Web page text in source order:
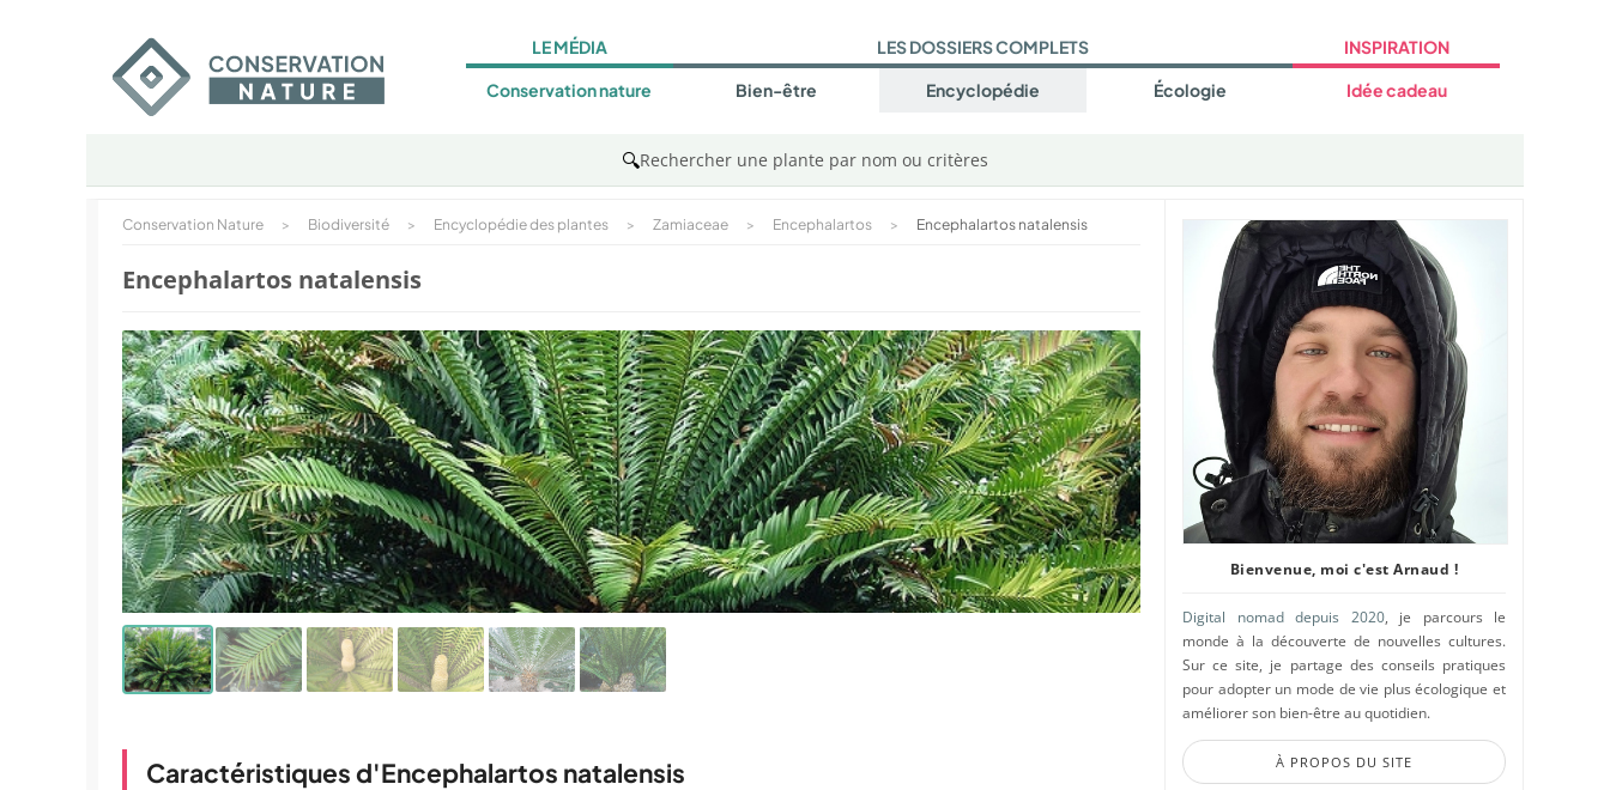
LE MÉDIA
Conservation nature
LES DOSSIERS COMPLETS
Bien-être Encyclopédie Écologie
INSPIRATION
Idée cadeau
🔍Rechercher une plante par nom ou critères
Conservation Nature > Biodiversité > Encyclopédie des plantes > Zamiaceae > Encephalartos > Encephalartos natalensis
Encephalartos natalensis
Caractéristiques d'Encephalartos natalensis
Bienvenue, moi c'est Arnaud !
Digital nomad depuis 2020, je parcours le
monde à la découverte de nouvelles cultures.
Sur ce site, je partage des conseils pratiques
pour adopter un mode de vie plus écologique et
améliorer son bien-être au quotidien.
À PROPOS DU SITE